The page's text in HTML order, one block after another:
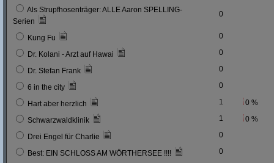
Als Strupfhosenträger: ALLE Aaron SPELLING-
Serien
0
Kung Fu 0
Dr. Kolani - Arzt auf Hawai 0
Dr. Stefan Frank 0
6 in the city 0
Hart aber herzlich 1 0 %
Schwarzwaldklinik 1 0 %
Drei Engel für Charlie 0
Best: EIN SCHLOSS AM WÖRTHERSEE !!!! 0